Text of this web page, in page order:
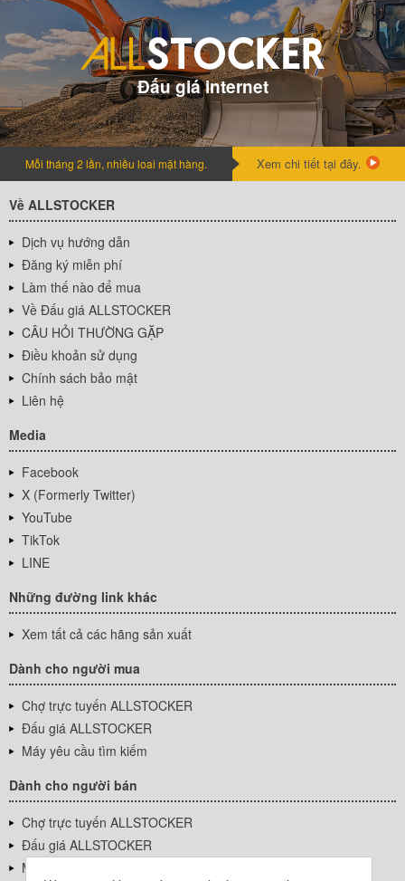
Đấu giá internet
Mỗi tháng 2 lần, nhiều loai mặt hàng. Xem chi tiết tại đây.
Về ALLSTOCKER
Dịch vụ hướng dẫn
Đăng ký miễn phí
Làm thế nào để mua
Về Đấu giá ALLSTOCKER
CÂU HỎI THƯỜNG GẶP
Điều khoản sử dụng
Chính sách bảo mật
Liên hệ
Media
Facebook
X (Formerly Twitter)
YouTube
TikTok
LINE
Những đường link khác
Xem tất cả các hãng sản xuất
Dành cho người mua
Chợ trực tuyến ALLSTOCKER
Đấu giá ALLSTOCKER
Máy yêu cầu tìm kiếm
Dành cho người bán
Chợ trực tuyến ALLSTOCKER
Đấu giá ALLSTOCKER
Máy yêu cầu tìm kiếm